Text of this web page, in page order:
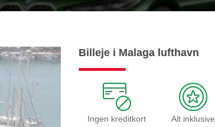
Billeje i Malaga lufthavn
Ingen kreditkort Alt inklusive